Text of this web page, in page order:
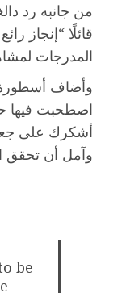
من جانبه رد
قائلًا “إنجاز
المدرجات
وأضاف أسطورة
اصطحبت فيها
أشكرك على
وآمل أن تحقق
be